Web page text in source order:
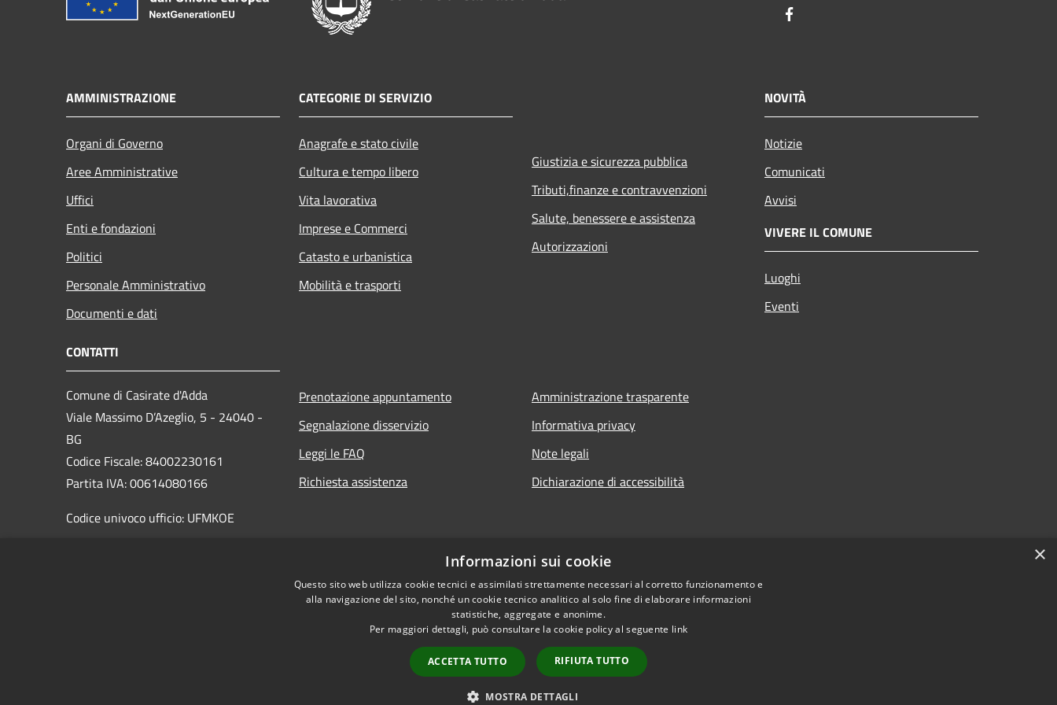
AMMINISTRAZIONE
Organi di Governo
Aree Amministrative
Uffici
Enti e fondazioni
Politici
Personale Amministrativo
Documenti e dati
CATEGORIE DI SERVIZIO
Anagrafe e stato civile
Cultura e tempo libero
Vita lavorativa
Imprese e Commerci
Catasto e urbanistica
Mobilità e trasporti
Giustizia e sicurezza pubblica
Tributi,finanze e contravvenzioni
Salute, benessere e assistenza
Autorizzazioni
NOVITÀ
Notizie
Comunicati
Avvisi
VIVERE IL COMUNE
Luoghi
Eventi
CONTATTI
Comune di Casirate d'Adda
Viale Massimo D’Azeglio, 5 - 24040 -
BG
Codice Fiscale: 84002230161
Partita IVA: 00614080166
Codice univoco ufficio: UFMKOE
Prenotazione appuntamento
Segnalazione disservizio
Leggi le FAQ
Richiesta assistenza
Amministrazione trasparente
Informativa privacy
Note legali
Dichiarazione di accessibilità
Copyright © 2026 • Comune di Casirate d'Adda • Powered by
×
Informazioni sui cookie
Questo sito web utilizza cookie tecnici e assimilati strettamente necessari al corretto funzionamento e
alla navigazione del sito, nonché un cookie tecnico analitico al solo fine di elaborare informazioni
statistiche, aggregate e anonime.
Per maggiori dettagli, può consultare la cookie policy al seguente link
ACCETTA TUTTO RIFIUTA TUTTO
MOSTRA DETTAGLI